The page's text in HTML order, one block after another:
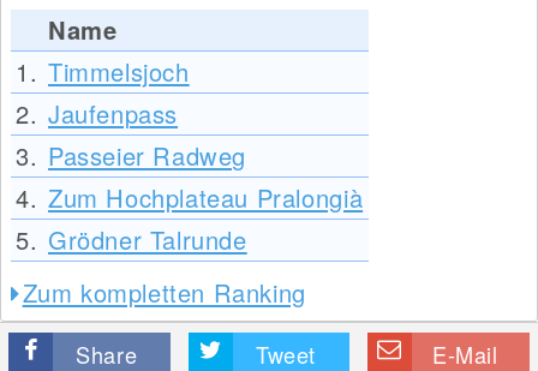
Name
1. Timmelsjoch
2. Jaufenpass
3. Passeier Radweg
4. Zum Hochplateau Pralongià
5. Grödner Talrunde
Zum kompletten Ranking
Share Tweet E-Mail